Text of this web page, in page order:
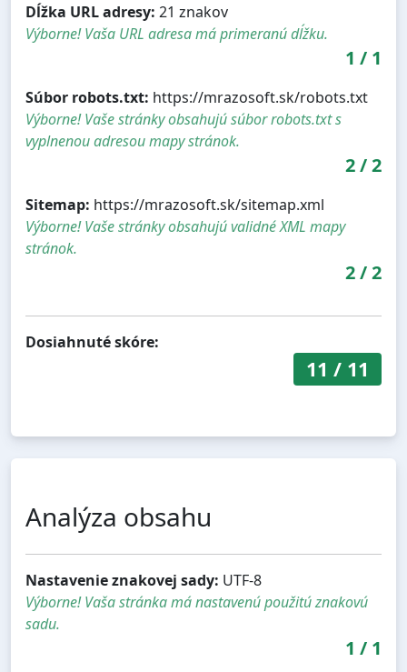
Dĺžka URL adresy: 21 znakov
Výborne! Vaša URL adresa má primeranú dĺžku.
1 / 1
Súbor robots.txt: https://mrazosoft.sk/robots.txt
Výborne! Vaše stránky obsahujú súbor robots.txt s
vyplnenou adresou mapy stránok.
2/2
Sitemap: https://mrazosoft.sk/sitemap.xml
Výborne! Vaše stránky obsahujú validné XML mapy
stránok.
2/2
Dosiahnuté skóre:
11 / 11
Analýza obsahu
Nastavenie znakovej sady: UTF-8
Výborne! Vaša stránka má nastavenú použitú znakovú
sadu.
1 / 1